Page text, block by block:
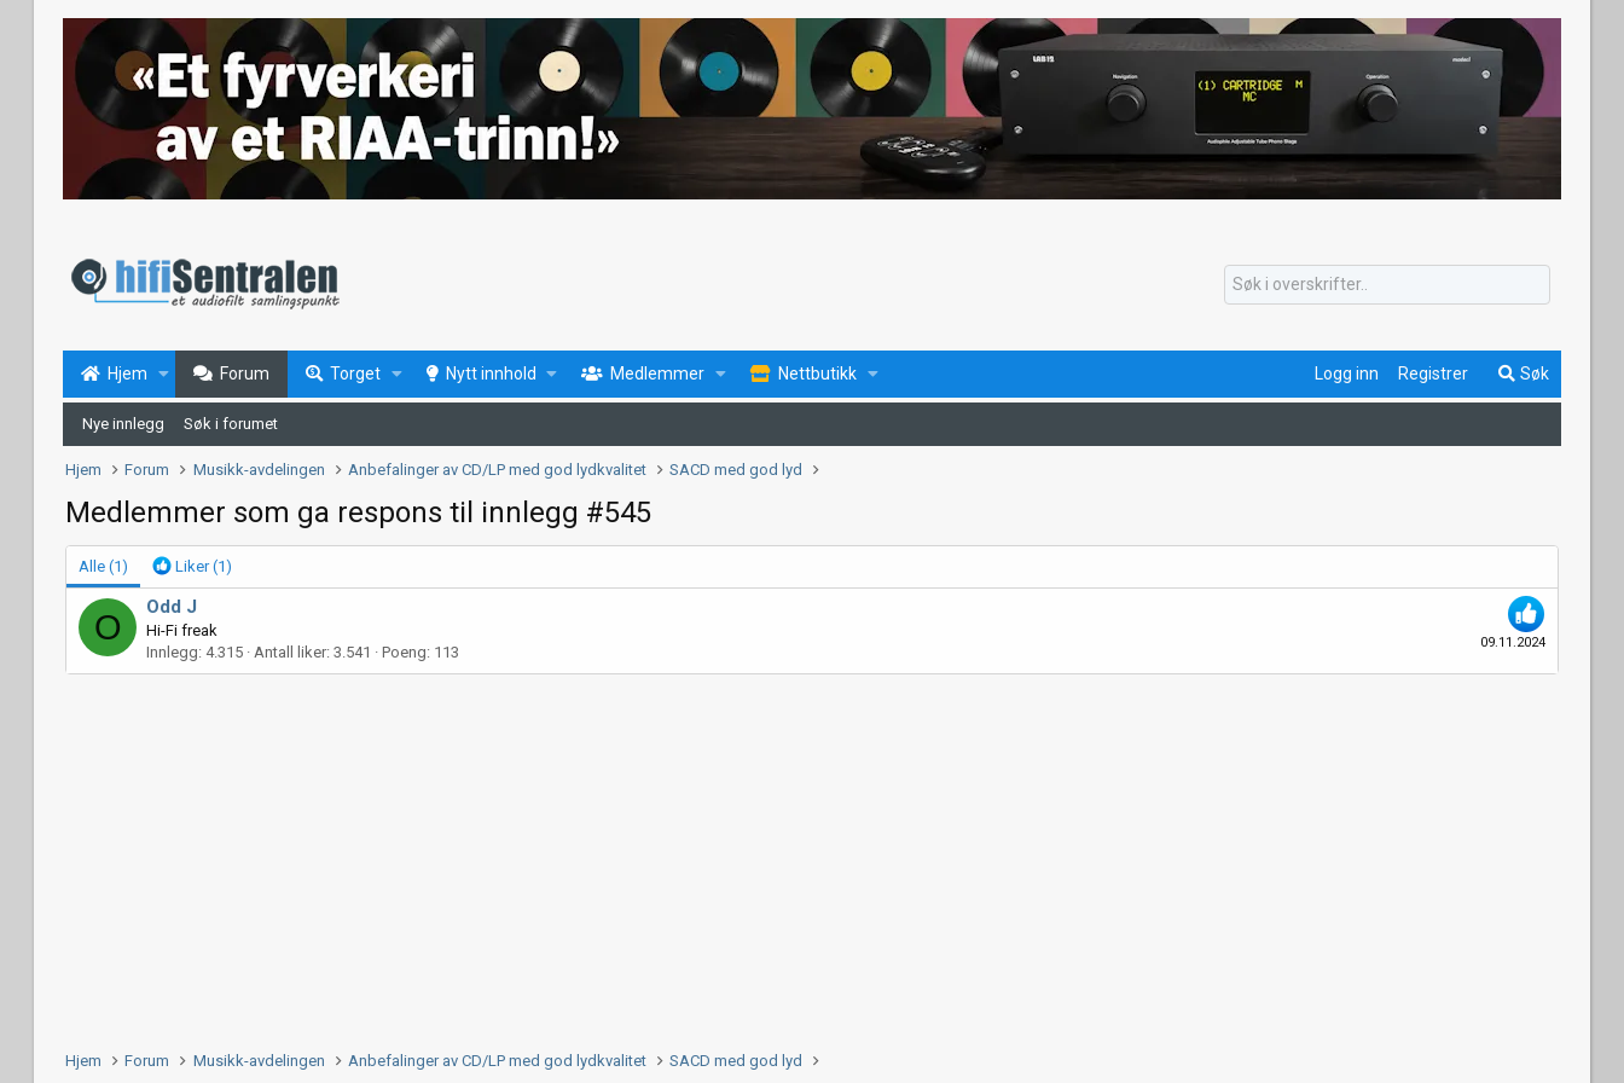
Hjem Forum Torget Nytt innhold Medlemmer Nettbutikk Logg inn Registrer Søk
Nye innlegg Søk i forumet
Hjem Forum Musikk-avdelingen Anbefalinger av CD/LP med god lydkvalitet SACD med god lyd
Medlemmer som ga respons til innlegg #545
Alle (1) Liker(1)
O 09.11.2024
Odd J
Hi-Fi freak
Innlegg 4.315 Antall liker 3.541 Poeng 113
Hjem Forum Musikk-avdelingen Anbefalinger av CD/LP med god lydkvalitet SACD med god lyd